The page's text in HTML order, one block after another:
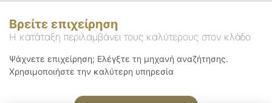
Βρείτε επιχείρηση
Η κατάταξη περιλαμβάνει τους καλύτερους στον κλάδο
Ψάχνετε επιχείρηση; Ελέγξτε τη μηχανή αναζήτησης.
Χρησιμοποιήστε την καλύτερη υπηρεσία